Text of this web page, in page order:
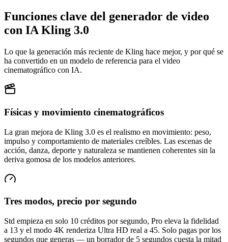
Funciones clave del generador de video
con IA Kling 3.0
Lo que la generación más reciente de Kling hace mejor, y por qué se
ha convertido en un modelo de referencia para el video
cinematográfico con IA.
Físicas y movimiento cinematográficos
La gran mejora de Kling 3.0 es el realismo en movimiento: peso,
impulso y comportamiento de materiales creíbles. Las escenas de
acción, danza, deporte y naturaleza se mantienen coherentes sin la
deriva gomosa de los modelos anteriores.
Tres modos, precio por segundo
Std empieza en solo 10 créditos por segundo, Pro eleva la fidelidad
a 13 y el modo 4K renderiza Ultra HD real a 45. Solo pagas por los
segundos que generas — un borrador de 5 segundos cuesta la mitad